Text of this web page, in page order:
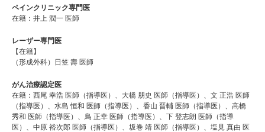
ペインクリニック専門医
在籍：井上 潤一 医師
レーザー専門医
【在籍】
（形成外科）日笠 壽 医師
がん治療認定医
在籍：⻄尾 幸浩 医師（指導医）、⼤橋 朋史 医師（指導医）、⽂ 正浩 医師
（指導医）、⽔島 恒和 医師（指導医）、⾹⼭ 晋輔 医師（指導医）、高橋
秀和 医師（指導医）、鳥 正幸 医師（指導医）、下 登志朗 医師（指導
医）、中原 裕次郎 医師（指導医）、坂巻 靖 医師（指導医）、塩⾒ 真由 医